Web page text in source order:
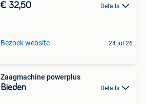
€ 32,50 Details
Bezoek website 24 jul 26
Zaagmachine powerplus
Bieden Details